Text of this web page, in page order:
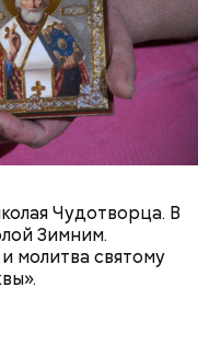
Чудотворца. В
Зимним.
молитва святому
ЦЕРКОВЬ